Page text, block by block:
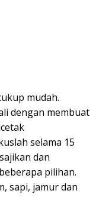
mudah.
dengan membuat
selama 15
dan
pilihan.
sapi, jamur dan